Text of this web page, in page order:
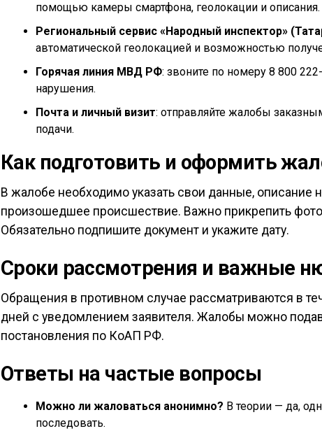
помощью камеры смартфона, геолокации и описания.
Региональный сервис «Народный инспектор»
автоматической геолокацией и возможностью
Горячая линия МВД РФ: звоните по номеру 8 800
нарушения.
Почта и личный визит: отправляйте жалобы
подачи.
Как подготовить и оформить
В жалобе необходимо указать свои данные, описание
произошедшее происшествие. Важно прикрепить
Обязательно подпишите документ и укажите дату.
Сроки рассмотрения и важные
Обращения в противном случае рассматриваются в
дней с уведомлением заявителя. Жалобы можно
постановления по КоАП РФ.
Ответы на частые вопросы
Можно ли жаловаться анонимно? В теории — да,
последовать.